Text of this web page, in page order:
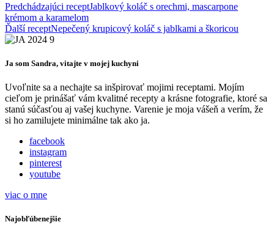
Predchádzajúci receptJablkový koláč s orechmi, mascarpone
krémom a karamelom
Ďalší receptNepečený krupicový koláč s jablkami a škoricou
Ja som Sandra, vitajte v mojej kuchyni
Uvoľnite sa a nechajte sa inšpirovať mojimi receptami. Mojím
cieľom je prinášať vám kvalitné recepty a krásne fotografie, ktoré sa
stanú súčasťou aj vašej kuchyne. Varenie je moja vášeň a verím, že
si ho zamilujete minimálne tak ako ja.
facebook
instagram
pinterest
youtube
viac o mne
Najobľúbenejšie